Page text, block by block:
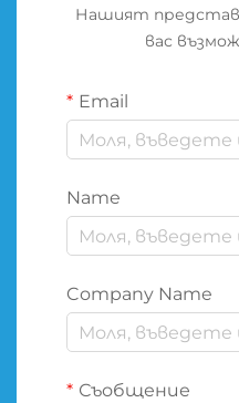
Нашият
вас
Email
Name
Company Name
Съобщение